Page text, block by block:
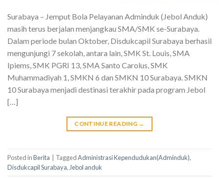
Surabaya – Jemput Bola Pelayanan Adminduk (Jebol Anduk)
masih terus berjalan menjangkau SMA/SMK se-Surabaya.
Dalam periode bulan Oktober, Disdukcapil Surabaya berhasil
mengunjungi 7 sekolah, antara lain, SMK St. Louis, SMA
Ipiems, SMK PGRI 13, SMA Santo Carolus, SMK
Muhammadiyah 1, SMKN 6 dan SMKN 10 Surabaya. SMKN
10 Surabaya menjadi destinasi terakhir pada program Jebol
[…]
CONTINUE READING →
Posted inBerita | TaggedAdministrasi Kependudukan(Adminduk),
Disdukcapil Surabaya, Jebol anduk